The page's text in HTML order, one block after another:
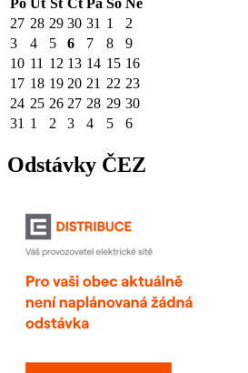
Po Út St Čt Pá So Ne
27 28 29 30 31 1
2
3
4 5 6 7 8
9
10 11 12 13 14 15 16
17 18 19 20 21 22 23
24 25 26 27 28 29 30
31 1 2 3 4 5 6
Odstávky ČEZ